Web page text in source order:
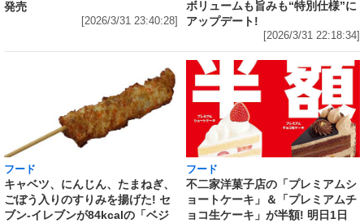
発売
[2026/3/31 23:40:28]
ボリュームも旨みも“特別仕様”に
アップデート!
[2026/3/31 22:18:34]
フード
キャベツ、にんじん、たまねぎ、
ごぼう入りのすりみを揚げた! セ
ブン‐イレブンが84kcalの「ベジ
フード
不二家洋菓子店の「プレミアムシ
ョートケーキ」＆「プレミアムチ
ョコ生ケーキ」が半額! 明日1日